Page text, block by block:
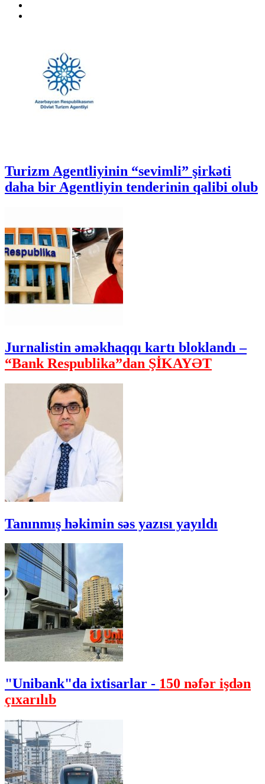
Turizm Agentliyinin “sevimli” şirkəti
daha bir Agentliyin tenderinin qalibi olub
Jurnalistin əməkhaqqı kartı bloklandı –
“Bank Respublika”dan ŞİKAYƏT
Tanınmış həkimin səs yazısı yayıldı
"Unibank"da ixtisarlar - 150 nəfər işdən
çıxarılıb